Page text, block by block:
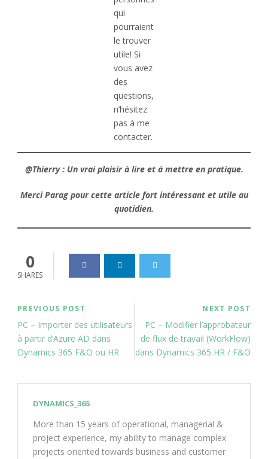
qui
pourraient
le trouver
utile! Si
vous avez
des
questions,
n’hésitez
pas à me
contacter.
@Thierry : Un vrai plaisir à lireet à mettre en pratique.
Merci Parag pour cette article fort intéressant et utile au
quotidien.
0
SHARES
PREVIOUS POST
PC – Importer des utilisateurs
à partir d’Azure AD dans
Dynamics 365 F&O ou HR
NEXT POST
PC – Modifier l’approbateur
de flux de travail (WorkFlow)
dans Dynamics 365 HR / F&O
DYNAMICS_365
More than 15 years of operational, managerial &
project experience, my ability to manage complex
projects oriented towards business and customer